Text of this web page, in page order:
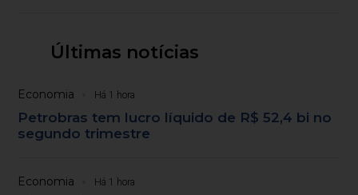
Últimas notícias
Economia Há 1 hora
Petrobras tem lucro líquido de R$ 52,4 bi no
segundo trimestre
Economia Há 1 hora